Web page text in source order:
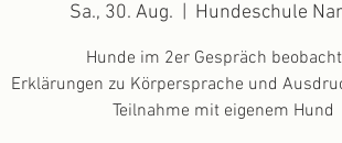
Sa., 30. Aug. Hundeschule
Hunde im 2er Gespräch
Erklärungen zu Körpersprache und
Teilnahme mit eigenem Hund